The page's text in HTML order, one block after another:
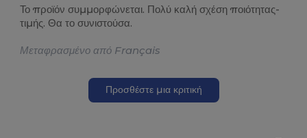
Το προϊόν συμμορφώνεται. Πολύ καλή σχέση ποιότητας-
τιμής. Θα το συνιστούσα.
Μεταφρασμένο από Français
Προσθέστε μια κριτική